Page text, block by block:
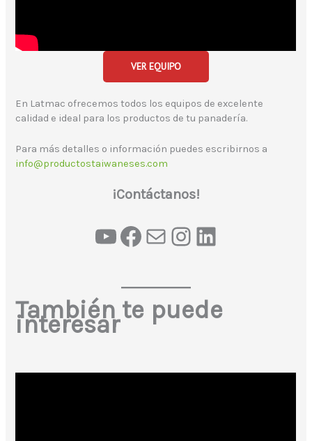
VER EQUIPO
En Latmac ofrecemos todos los equipos de excelente
calidad e ideal para los productos de tu panadería.
Para más detalles o información puedes escribirnos a
info@productostaiwaneses.com
¡Contáctanos!
También te puede
interesar